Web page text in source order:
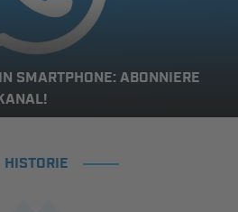
SMARTPHONE: ABONNIERE
HISTORIE